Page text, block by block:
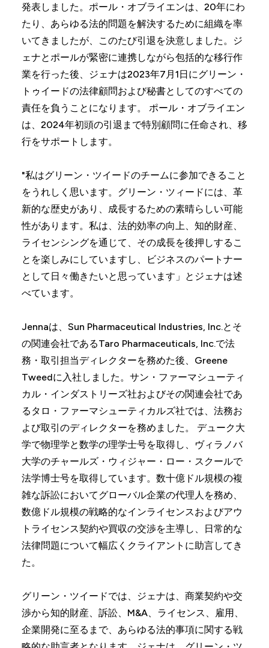
発表しました。ポール・オブライエンは、20年にわ
たり、あらゆる法的問題を解決するために組織を率
いてきましたが、このたび引退を決意しました。ジ
ェナとポールが緊密に連携しながら包括的な移行作
業を行った後、ジェナは2023年7月1日にグリーン・
トゥイードの法律顧問および秘書としてのすべての
責任を負うことになります。 ポール・オブライエン
は、2024年初頭の引退まで特別顧問に任命され、移
行をサポートします。
"私はグリーン・ツイードのチームに参加できること
をうれしく思います。グリーン・ツィードには、革
新的な歴史があり、成長するための素晴らしい可能
性があります。私は、法的効率の向上、知的財産、
ライセンシングを通じて、その成長を後押しするこ
とを楽しみにしていますし、ビジネスのパートナー
として日々働きたいと思っています」とジェナは述
べています。
Jennaは、Sun Pharmaceutical Industries, Inc.とそ
の関連会社であるTaro Pharmaceuticals, Inc.で法
務・取引担当ディレクターを務めた後、Greene
Tweedに入社しました。サン・ファーマシューティ
カル・インダストリーズ社およびその関連会社であ
るタロ・ファーマシューティカルズ社では、法務お
よび取引のディレクターを務めました。 デューク大
学で物理学と数学の理学士号を取得し、ヴィラノバ
大学のチャールズ・ウィジャー・ロー・スクールで
法学博士号を取得しています。数十億ドル規模の複
雑な訴訟においてグローバル企業の代理人を務め、
数億ドル規模の戦略的なインライセンスおよびアウ
トライセンス契約や買収の交渉を主導し、日常的な
法律問題について幅広くクライアントに助言してき
た。
グリーン・ツイードでは、ジェナは、商業契約や交
渉から知的財産、訴訟、M&A、ライセンス、雇用、
企業開発に至るまで、あらゆる法的事項に関する戦